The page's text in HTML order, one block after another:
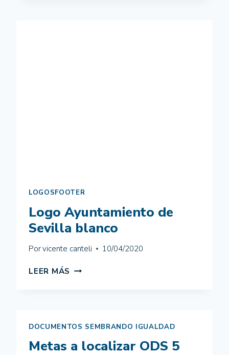
LOGOSFOOTER
Logo Ayuntamiento de
Sevilla blanco
Porvicente canteli 10/04/2020
LEER MÁS LOGO
DOCUMENTOS SEMBRANDO IGUALDAD
Metas a localizar ODS 5